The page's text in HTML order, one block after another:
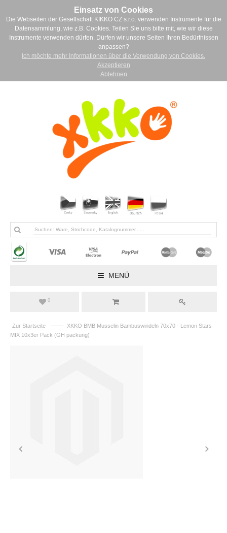
Einsatz von Cookies
Die Webseiten der Gesellschaft KIKKO CZ s.r.o. verwenden Instrumente für die
Datensammlung, wie z.B. Cookies. Teilen Sie uns bitte mit, wie wir diese
Instrumente verwenden dürfen. Dürfen wir unsere Seiten Ihren Bedürfnissen
anpassen?
Ich möchte mehr Informationen über die Verwendung von Cookies.
Akzeptieren
Ablehnen
MENÜ
0
Zur Startseite ——
XKKO BMB Musselin Bambuswindeln 70x70 - Lemon Stars
MIX 10x3er Pack (GH packung)